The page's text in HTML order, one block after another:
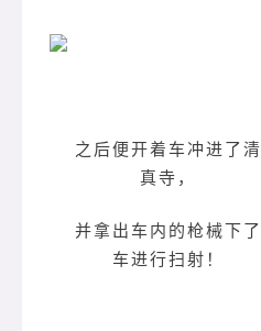
之后便开着车冲进了清
真寺，
并拿出车内的枪械下了
车进行扫射！